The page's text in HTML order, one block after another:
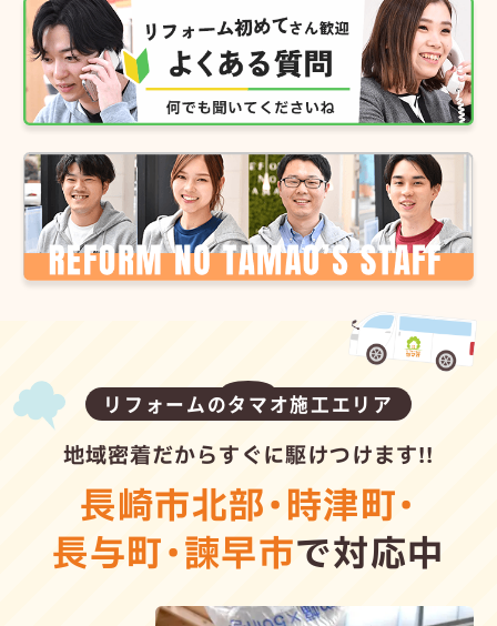
リフォームのタマオ施工エリア
地域密着だからすぐに駆けつけます!!
長崎市北部・時津町・
長与町・諫早市で対応中